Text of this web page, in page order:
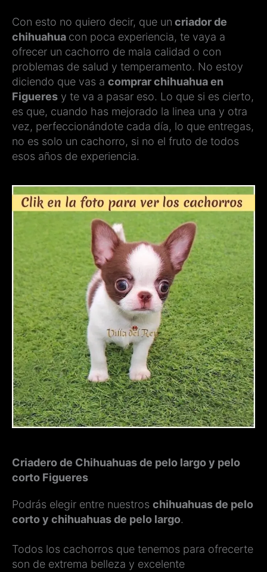
Con esto no quiero decir, que un criador de
chihuahua con poca experiencia, te vaya a
ofrecer un cachorro de mala calidad o con
problemas de salud y temperamento. No estoy
diciendo que vas a comprar chihuahua en
Figueres y te va a pasar eso. Lo que si es cierto,
es que, cuando has mejorado la linea una y otra
vez, perfeccionándote cada día, lo que entregas,
no es solo un cachorro, si no el fruto de todos
esos años de experiencia.
Criadero de Chihuahuas de pelo largo y pelo
corto Figueres
Podrás elegir entre nuestros chihuahuas de pelo
corto y chihuahuas de pelo largo.
Todos los cachorros que tenemos para ofrecerte
son de extrema belleza y excelente